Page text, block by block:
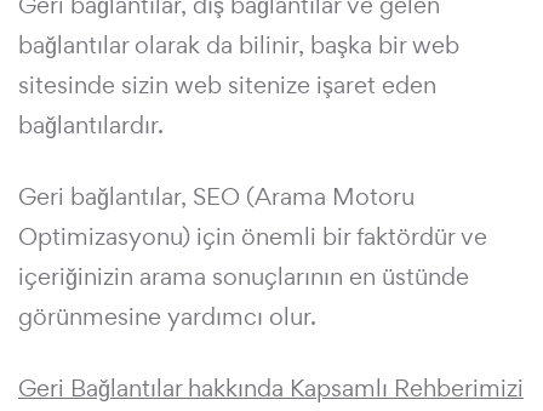
bağlantılar olarak da bilinir, başka bir web
sitesinde sizin web sitenize işaret eden
bağlantılardır.
Geri bağlantılar, SEO (Arama Motoru
Optimizasyonu) için önemli bir faktördür ve
içeriğinizin arama sonuçlarının en üstünde
görünmesine yardımcı olur.
Geri Bağlantılar hakkında Kapsamlı Rehberimizi